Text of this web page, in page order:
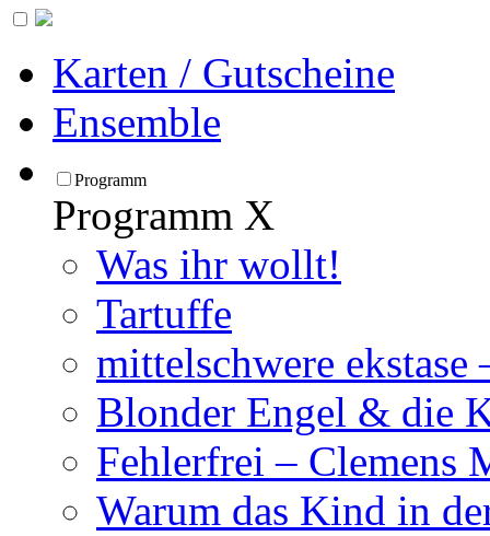
Karten / Gutscheine
Ensemble
Programm
Programm X
Was ihr wollt!
Tartuffe
mittelschwere ekstase
Blonder Engel & die
Fehlerfrei – Clemens
Warum das Kind in